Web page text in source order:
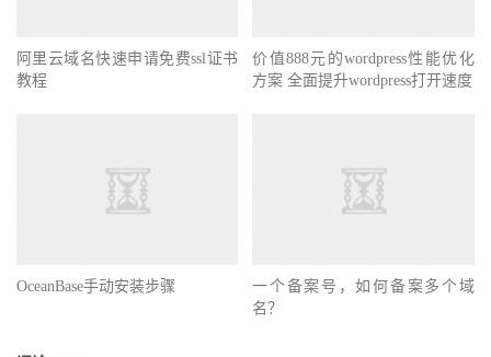
阿里云域名快速申请免费ssl证书
教程
价值888元的wordpress性能优化
方案 全面提升wordpress打开速度
OceanBase手动安装步骤
一个备案号，如何备案多个域
名？